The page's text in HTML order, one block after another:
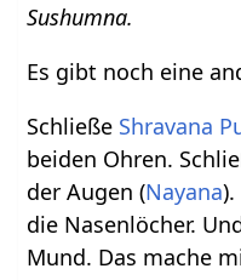
Sushumna.
Es gibt noch eine
Schließe Shravana
beiden Ohren.
der Augen (Nayana
die Nasenlöcher.
Mund. Das mache